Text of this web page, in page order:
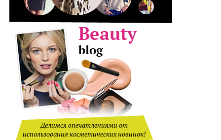
Делимся впечатлениями от
использования косметических новинок!